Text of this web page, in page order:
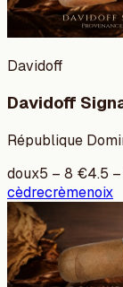
Davidoff
Davidoff
République
doux5 – 8 €4.5 –
cèdrecrèmenoix